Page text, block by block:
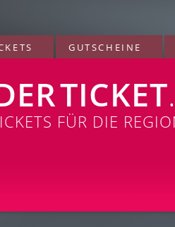
GUTSCHEINE
TICKET
FÜR DIE